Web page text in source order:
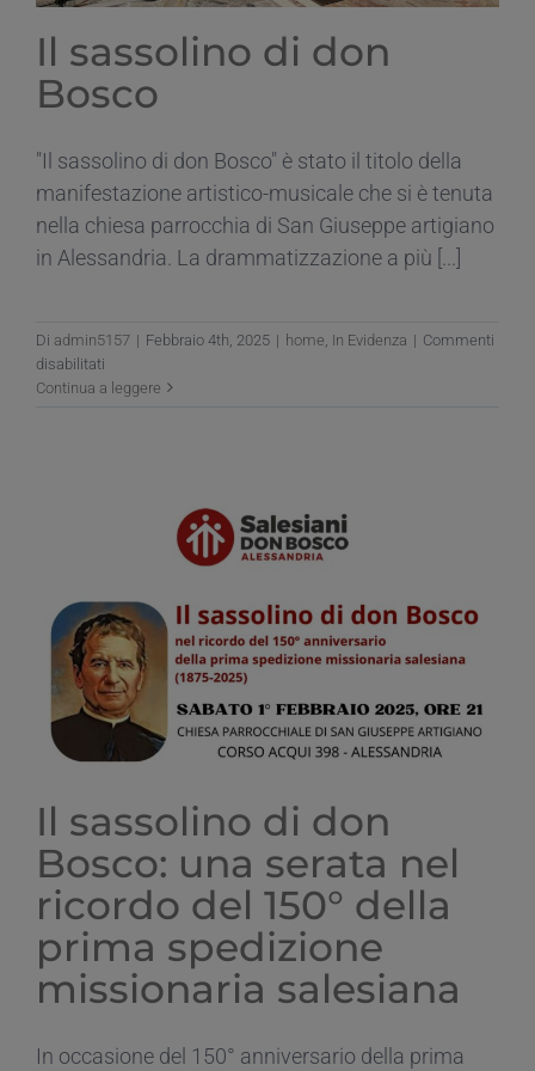
Il sassolino di don
Bosco
"Il sassolino di don Bosco" è stato il titolo della
manifestazione artistico-musicale che si è tenuta
nella chiesa parrocchia di San Giuseppe artigiano
in Alessandria. La drammatizzazione a più [...]
Di admin5157 | Febbraio 4th, 2025 | home In Evidenza | Commenti
disabilitati
Il
Continua a leggere
Il sassolino di don
Bosco: una serata nel
ricordo del 150° della
prima spedizione
missionaria salesiana
In occasione del 150° anniversario della prima